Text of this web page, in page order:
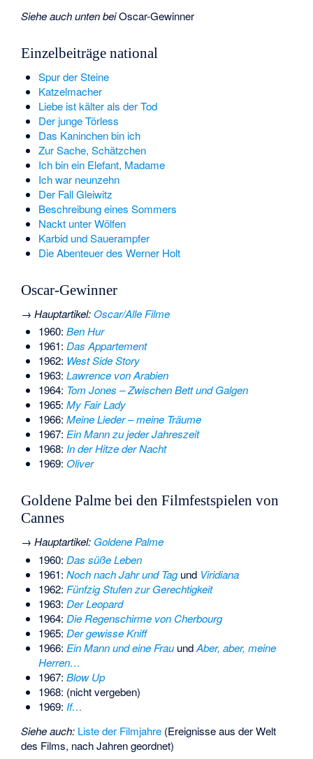
Siehe auch unten beiOscar-Gewinner
Einzelbeiträge national
Spur der Steine
Katzelmacher
Liebe ist kälter als der Tod
Der junge Törless
Das Kaninchen bin ich
Zur Sache, Schätzchen
Ich bin ein Elefant, Madame
Ich war neunzehn
Der Fall Gleiwitz
Beschreibung eines Sommers
Nackt unter Wölfen
Karbid und Sauerampfer
Die Abenteuer des Werner Holt
Oscar-Gewinner
→Hauptartikel:Oscar/Alle Filme
1960: Ben Hur
1961: Das Appartement
1962: West Side Story
1963: Lawrence von Arabien
1964: Tom Jones – Zwischen Bett und Galgen
1965: My Fair Lady
1966: Meine Lieder – meine Träume
1967: Ein Mann zu jeder Jahreszeit
1968: In der Hitze der Nacht
1969: Oliver
Goldene Palme bei den Filmfestspielen von
Cannes
→Hauptartikel: Goldene Palme
1960: Das süße Leben
1961: Noch nach Jahr und Tagund Viridiana
1962: Fünfzig Stufen zur Gerechtigkeit
1963: Der Leopard
1964: Die Regenschirme von Cherbourg
1965: Der gewisse Kniff
1966: Ein Mann und eine FrauundAber, aber, meine
Herren…
1967: Blow Up
1968: (nicht vergeben)
1969: If…
Siehe auch: Liste der Filmjahre (Ereignisse aus der Welt
des Films, nach Jahren geordnet)